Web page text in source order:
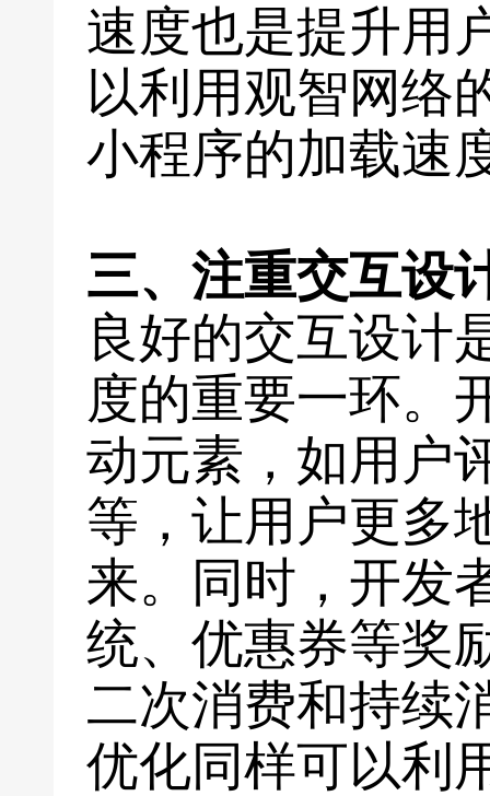
速度也是提升用
以利用观智网络
小程序的加载速
三、注重交互设
良好的交互设计
度的重要一环。
动元素，如用户
等，让用户更多
来。同时，开发
统、优惠券等奖
二次消费和持续
优化同样可以利